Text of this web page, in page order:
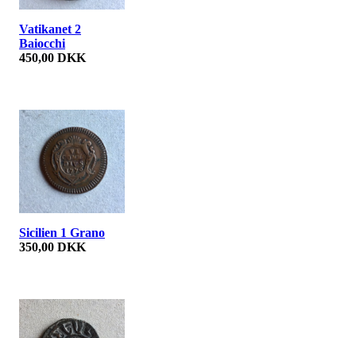
Vatikanet 2
Baiocchi
450,00 DKK
Sicilien 1 Grano
350,00 DKK